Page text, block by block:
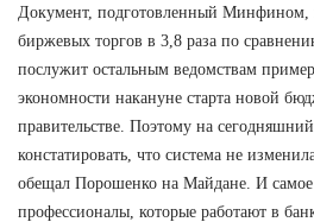
Документ, подготовленный Минфином,
биржевых торгов в 3,8 раза по
послужит остальным ведомствам
экономности накануне старта новой
правительстве. Поэтому на
констатировать, что система не
обещал Порошенко на Майдане. И самое
профессионалы, которые работают в